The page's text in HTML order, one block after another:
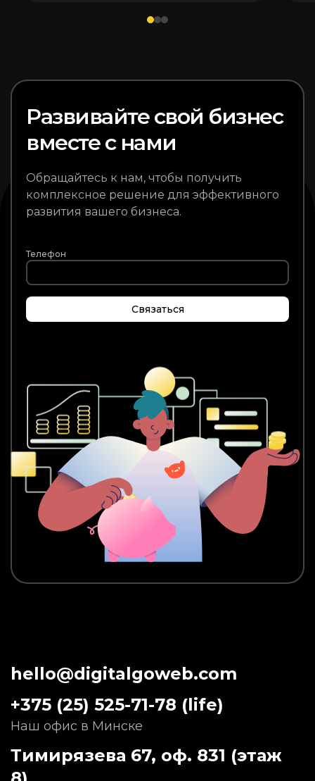
Развивайте свой бизнес
вместе с нами
Обращайтесь к нам, чтобы получить
комплексное решение для эффективного
развития вашего бизнеса.
Телефон
Связаться
hello@digitalgoweb.com
+375 (25) 525-71-78 (life)
Наш офис в Минске
Тимирязева 67, оф. 831 (этаж